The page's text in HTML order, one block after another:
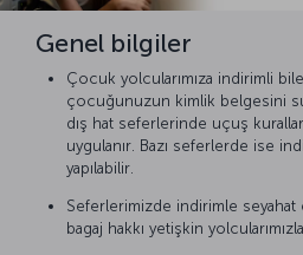
Genel bilgiler
Çocuk yolcularımıza indirimli
çocuğunuzun kimlik belgesini
dış hat seferlerinde uçuş
uygulanır. Bazı seferlerde ise
yapılabilir.
Seferlerimizde indirimle seyahat
bagaj hakkı yetişkin yolcularımızla